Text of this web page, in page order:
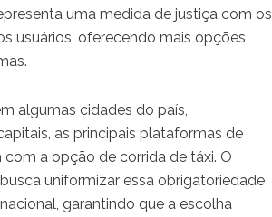
uma medida de justiça com os
usuários, oferecendo mais opções
algumas cidades do país,
as principais plataformas de
a opção de corrida de táxi. O
uniformizar essa obrigatoriedade
garantindo que a escolha